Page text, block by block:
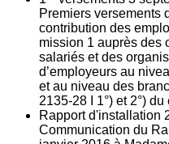
Premiers versements
contribution des
mission 1 auprès des
salariés et des
d’employeurs au
et au niveau des
2135‐28 I 1°) et 2°)
Rapport d'installation
Communication du